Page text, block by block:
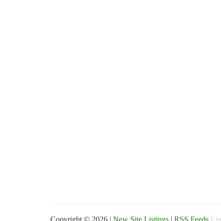
Copyright © 2026 | New Site Listings | RSS Feeds